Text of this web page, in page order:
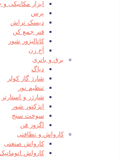
ابزار مکانیکی و
پرس
دیسک تراش
فنر جمع کن
کاتالیزور شور
آج زن
برق و باتری
دیاگ
شارژ گاز کولر
تنظیم نور
شارژر و استارتر
انژکتور شور
سوخت سنج
اگزوز فن
کارواش و نظافتی
کارواش صنعتی
کارواش اتوماتیک